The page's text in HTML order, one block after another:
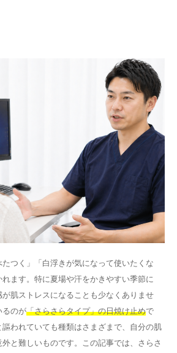
たつく」「白浮きが気になって使いたくな
ます。特に夏場や汗をかきやすい季節に
肌ストレスになることも少なくありませ
るのが「さらさらタイプ」の日焼け止めで
われていても種類はさまざまで、自分の肌
と難しいものです。この記事では、さらさ
한국어 日本語 Español